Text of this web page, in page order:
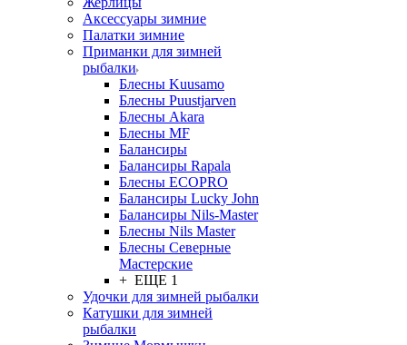
Аксессуары зимние
Палатки зимние
Приманки для зимней
рыбалки
Блесны Kuusamo
Блесны Puustjarven
Блесны Akara
Блесны MF
Балансиры
Балансиры Rapala
Блесны ECOPRO
Балансиры Lucky John
Балансиры Nils-Master
Блесны Nils Master
Блесны Северные
Мастерские
+ ЕЩЕ 1
Удочки для зимней рыбалки
Катушки для зимней
рыбалки